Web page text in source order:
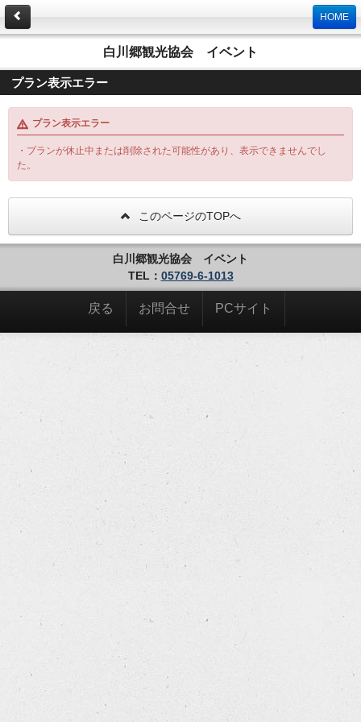
HOME
白川郷観光協会 イベント
プラン表示エラー
プラン表示エラー
・プランが休止中または削除された可能性があり、表示できませんでし
た。
このページのTOPへ
白川郷観光協会 イベント
TEL： 05769-6-1013
戻る お問合せ PCサイト